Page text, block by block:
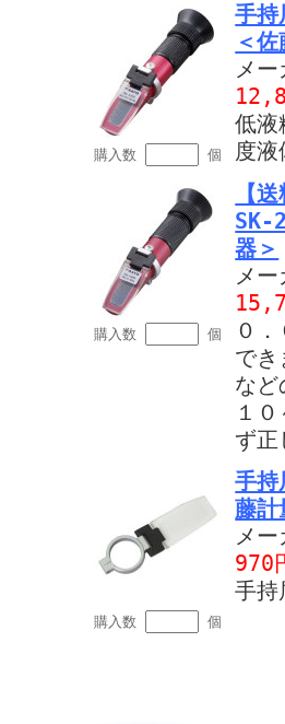
購入数 個
手
＜
メ
低液
度
購入数 個
【
SK-
器＞
メ
０
でき
など
１
ず正
購入数 個
手
藤計
メ
970
手持